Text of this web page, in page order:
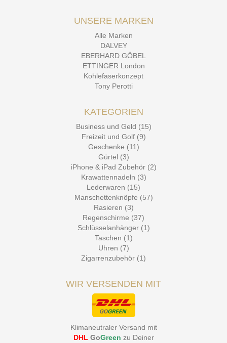
UNSERE MARKEN
Alle Marken
DALVEY
EBERHARD GÖBEL
ETTINGER London
Kohlefaserkonzept
Tony Perotti
KATEGORIEN
Business und Geld (15)
Freizeit und Golf (9)
Geschenke (11)
Gürtel (3)
iPhone & iPad Zubehör (2)
Krawattennadeln (3)
Lederwaren (15)
Manschettenknöpfe (57)
Rasieren (3)
Regenschirme (37)
Schlüsselanhänger (1)
Taschen (1)
Uhren (7)
Zigarrenzubehör (1)
WIR VERSENDEN MIT
Klimaneutraler Versand mit
DHL GoGreen zu Deiner